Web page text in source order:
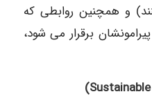
و همچنین روابطی که
برقرار می شود،